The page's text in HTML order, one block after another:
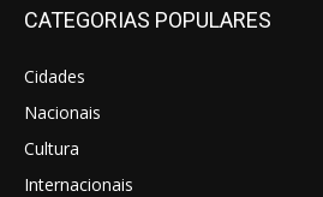
CATEGORIAS POPULARES
Cidades
Nacionais
Cultura
Internacionais